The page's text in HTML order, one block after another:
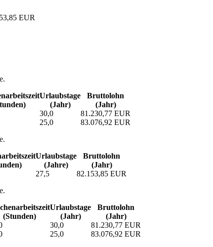
EUR
Urlaubs­tage
(Jahr)
Bruttolohn
(Jahr)
30,0
81.230,77 EUR
25,0
83.076,92 EUR
Urlaubs­tage
(Jahre)
Bruttolohn
(Jahr)
27,5
82.153,85 EUR
(Stunden)
Urlaubs­tage
(Jahr)
Bruttolohn
(Jahr)
30,0
81.230,77 EUR
25,0 83.076,92 EUR